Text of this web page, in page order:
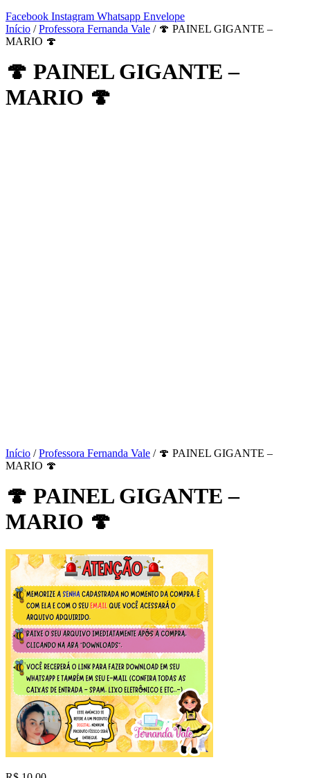
Facebook Instagram Whatsapp Envelope
Início /Professora Fernanda Vale / 🍄 PAINEL GIGANTE –
MARIO 🍄
🍄 PAINEL GIGANTE –
MARIO 🍄
Início /Professora Fernanda Vale / 🍄 PAINEL GIGANTE –
MARIO 🍄
🍄 PAINEL GIGANTE –
MARIO 🍄